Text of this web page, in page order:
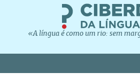
«A língua é como um rio: sem